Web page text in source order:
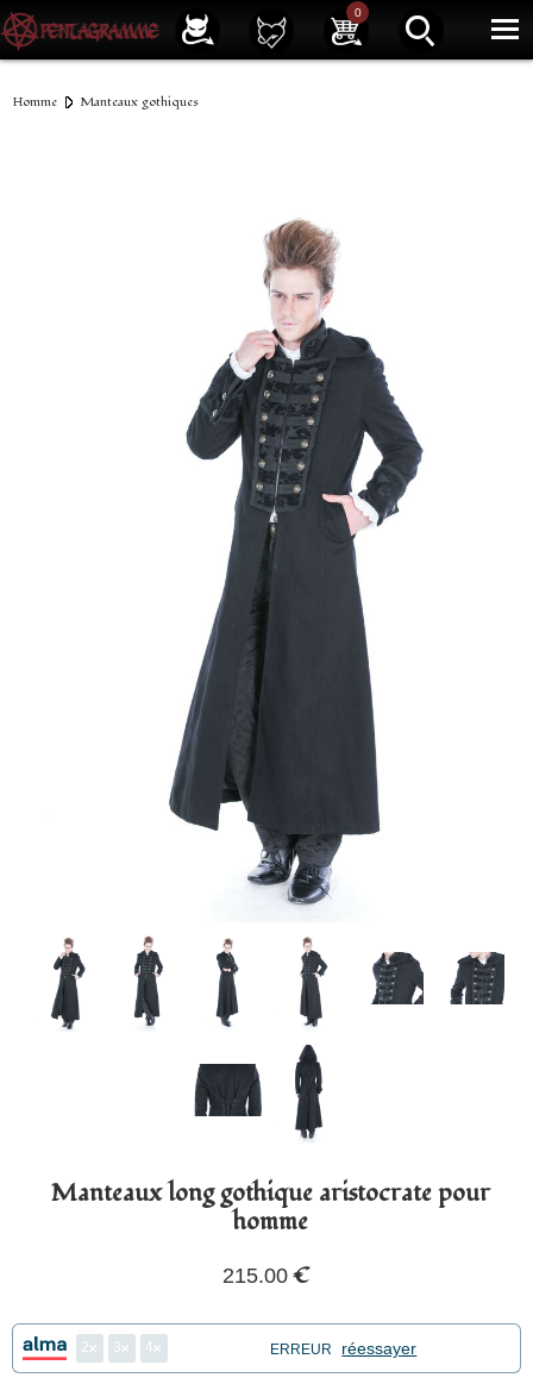
0
Service client 01 40 39 07 94
Newsletter | | Facebook | Instagram
|
Homme Manteaux gothiques
Manteaux long gothique aristocrate pour
homme
215.00 €
2 3 4 ERREUR réessayer